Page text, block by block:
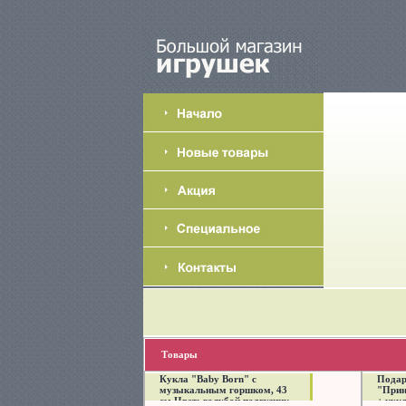
Товары
Кукла "Baby Born" с
музыкальным горшком, 43
см Цвет: голубой подгузник,
+